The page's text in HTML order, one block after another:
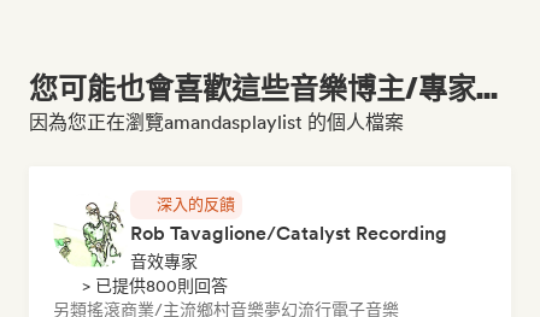
您可能也會喜歡這些音樂博主/專家...
因為您正在瀏覽amandasplaylist 的個人檔案
深入的反饋
Rob Tavaglione/Catalyst Recording
音效專家
> 已提供800則回答
另類搖滾商業/主流鄉村音樂夢幻流行電子音樂